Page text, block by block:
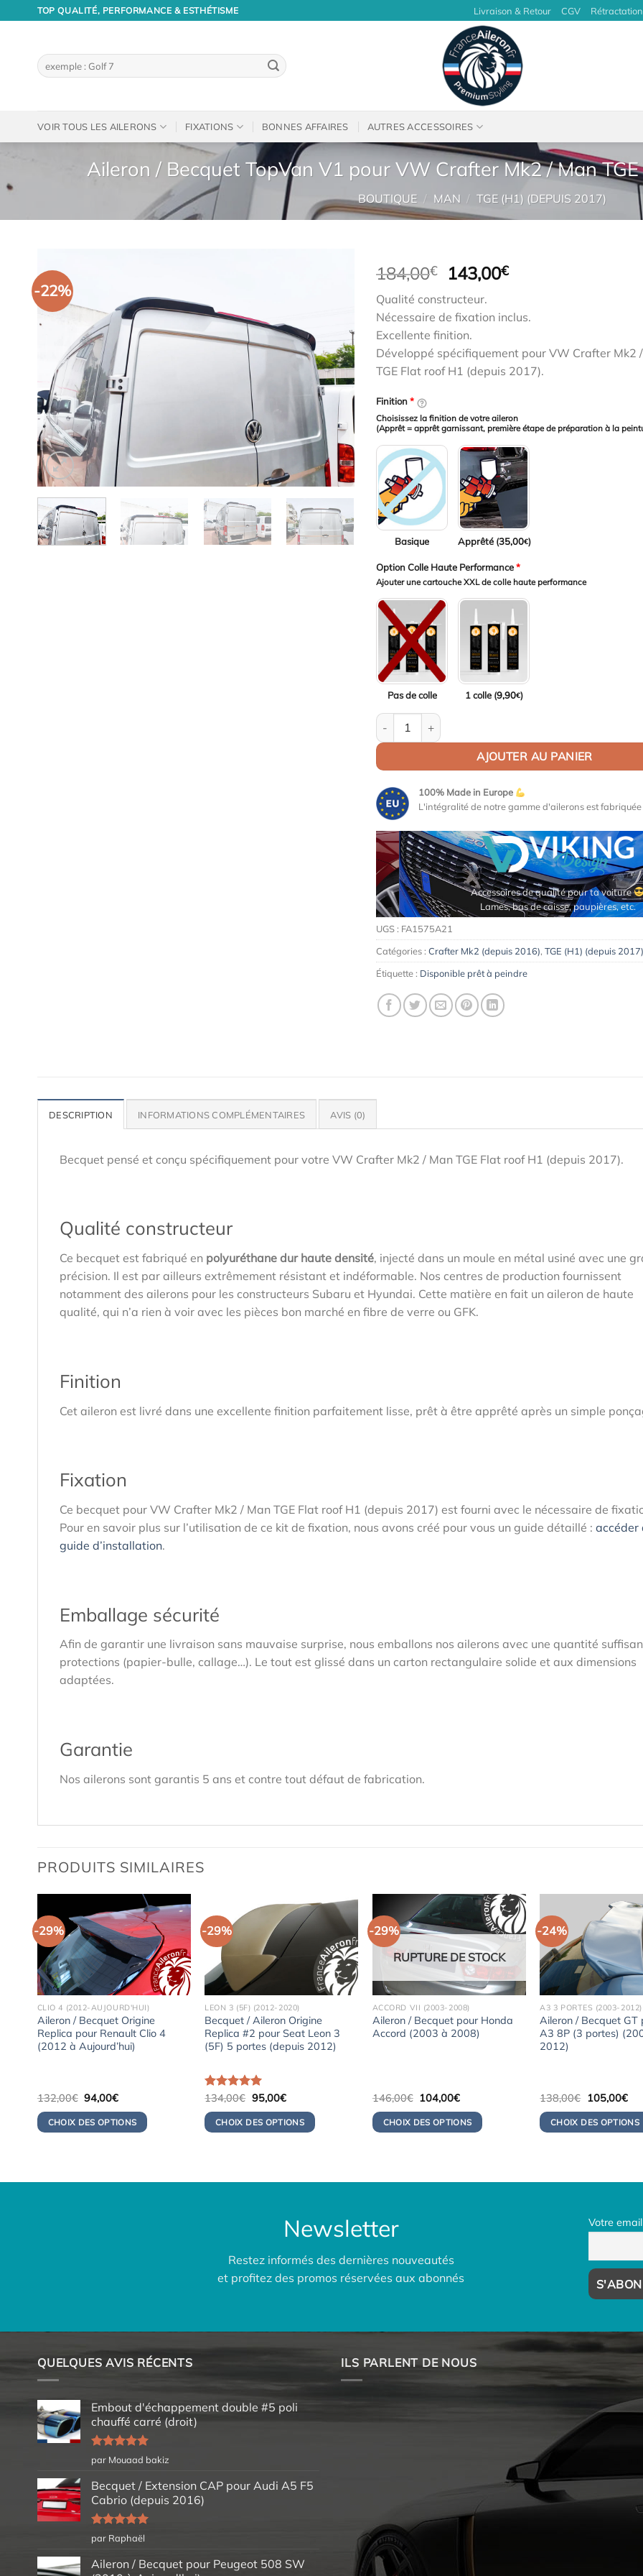
TOP QUALITÉ, PERFORMANCE & ESTHÉTISME Livraison & Retour CGV Rétractation
Recherche
pour :
VOIR TOUS LES AILERONS FIXATIONS BONNES AFFAIRES AUTRES ACCESSOIRES
Aileron / Becquet TopVan V1 pour VW Crafter Mk2 / Man
BOUTIQUE / MAN / TGE (H1) (DEPUIS 2017)
-22%
184,00€
Le
initial
était :
184,00€.
143,00€Le
est :
Qualité constructeur.
Nécessaire de fixation inclus.
Excellente finition.
Développé spécifiquement pour VW Crafter Mk2
TGE Flat roof H1 (depuis 2017).
Finition*
Choisissez la finition de votre aileron
(Apprêt = apprêt garnissant, première étape de préparation à la
Basique Apprêté (35,00€)
Option Colle Haute Performance*
Ajouter une cartouche XXL de colle haute performance
Pas de colle 1 colle (9,90€)
quantité de Aileron / Becquet TopVan V1 pour VW
AJOUTER AU PANIER
100% Made in Europe
L'intégralité de notre gamme d'ailerons est fabriquée
Accessoires de qualité pour ta voiture
Lames, bas de caisse, paupières, etc.
UGS : FA1575A21
Catégories : Crafter Mk2 (depuis 2016), TGE (H1) (depuis 2017)
Étiquette : Disponible prêt à peindre
DESCRIPTION INFORMATIONS COMPLÉMENTAIRES AVIS (0)
Becquet pensé et conçu spécifiquement pour votre VW Crafter Mk2 / Man TGE Flat roof H1 (depuis 2017).
Qualité constructeur
Ce becquet est fabriqué en polyuréthane dur haute densité, injecté dans un moule en métal usiné avec une
précision. Il est par ailleurs extrêmement résistant et indéformable. Nos centres de production fournissent
notamment des ailerons pour les constructeurs Subaru et Hyundai. Cette matière en fait un aileron de haute
qualité, qui n’a rien à voir avec les pièces bon marché en fibre de verre ou GFK.
Finition
Cet aileron est livré dans une excellente finition parfaitement lisse, prêt à être apprêté après un simple
Fixation
Ce becquet pour VW Crafter Mk2 / Man TGE Flat roof H1 (depuis 2017) est fourni avec le nécessaire de
Pour en savoir plus sur l’utilisation de ce kit de fixation, nous avons créé pour vous un guide détaillé : accéder
guide d’installation.
Emballage sécurité
Afin de garantir une livraison sans mauvaise surprise, nous emballons nos ailerons avec une quantité
protections (papier-bulle, callage…). Le tout est glissé dans un carton rectangulaire solide et aux dimensions
adaptées.
Garantie
Nos ailerons sont garantis 5 ans et contre tout défaut de fabrication.
PRODUITS SIMILAIRES
-29%
CLIO 4 (2012-AUJOURD'HUI)
Aileron / Becquet Origine
Replica pour Renault Clio 4
(2012 à Aujourd’hui)
132,00€ Le
prix
initial
était :
94,00€Le
actuel
est :
CHOIX DES OPTIONS
-29%
LEON 3 (5F) (2012-2020)
Becquet / Aileron Origine
Replica #2 pour Seat Leon 3
(5F) 5 portes (depuis 2012)
Note5.00
134,00€ Le
prix
initial
était :
95,00€Le
actuel
est :
CHOIX DES OPTIONS
-29%
RUPTURE DE STOCK
ACCORD VII (2003-2008)
Aileron / Becquet pour Honda
Accord (2003 à 2008)
146,00€ Le
initial
était :
104,00€Le
actuel
est :
CHOIX DES OPTIONS
-24%
A3 3 PORTES (2003-2012)
Aileron / Becquet GT
A3 8P (3 portes)
2012)
138,00€ Le
initial
était :
105,00€Le
est :
CHOIX DES OPTIONS
Newsletter
Restez informés des dernières nouveautés
et profitez des promos réservées aux abonnés
Votre email
QUELQUES AVIS RÉCENTS
Embout d'échappement double #5 poli
chauffé carré (droit)
Note5sur
5
par Mouaad bakiz
Becquet / Extension CAP pour Audi A5 F5
Cabrio (depuis 2016)
Note5sur
5
par Raphaël
Aileron / Becquet pour Peugeot 508 SW
ILS PARLENT DE NOUS